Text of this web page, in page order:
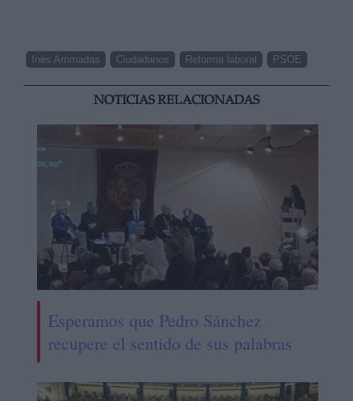
Inés Arrimadas Ciudadanos Reforma laboral PSOE
NOTICIAS RELACIONADAS
Esperamos que Pedro Sánchez
recupere el sentido de sus palabras